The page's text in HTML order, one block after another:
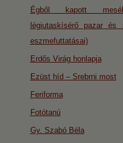
Égből kapott
légiutaskísérő pazar és
eszmefuttatásai)
Erdős Virág honlapja
Ezüst híd – Srebrni most
Feriforma
Fotótanú
Gy. Szabó Béla